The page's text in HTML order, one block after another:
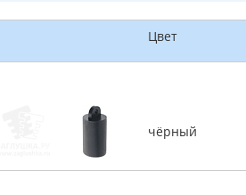
Цвет
чёрный